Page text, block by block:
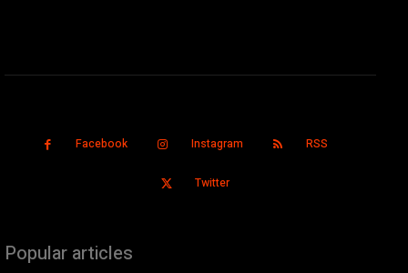
Facebook Instagram RSS
Twitter
Popular articles